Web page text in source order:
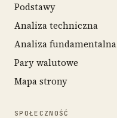
Podstawy
Analiza techniczna
Analiza fundamentalna
Pary walutowe
Mapa strony
SPOŁECZNOŚĆ